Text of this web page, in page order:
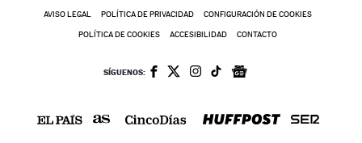
AVISO LEGAL POLÍTICA DE PRIVACIDAD CONFIGURACIÓN DE COOKIES
POLÍTICA DE COOKIES ACCESIBILIDAD CONTACTO
SÍGUENOS: